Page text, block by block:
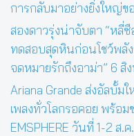
การกลับมาอย่างยิ่งใหญ่ข
สองดาวรุ่งน่าจับตา “หลี่
ทดสอบสุดหินก่อนโชว์พลัง
จดหมายรักถึงอาม่า” 6 สิ
Ariana Grande ส่งอัลบั้ม
เพลงทั่วโลกรอคอย พร้อ
EMSPHERE วันที่ 1-2 ส.